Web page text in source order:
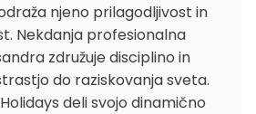
njeno prilagodljivost in
Nekdanja profesionalna
združuje disciplino in
do raziskovanja sveta.
deli svojo dinamično